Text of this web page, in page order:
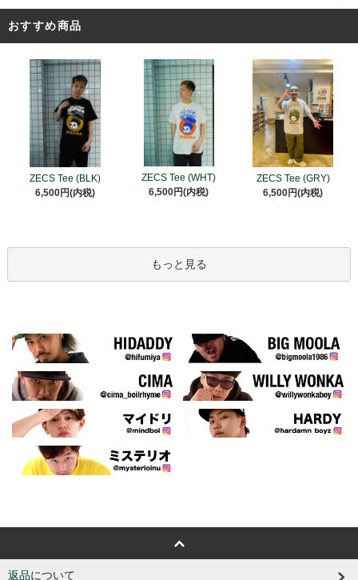
おすすめ商品
ZECS Tee (BLK)
6,500円(内税)
ZECS Tee (WHT)
6,500円(内税)
ZECS Tee (GRY)
6,500円(内税)
もっと見る
返品について